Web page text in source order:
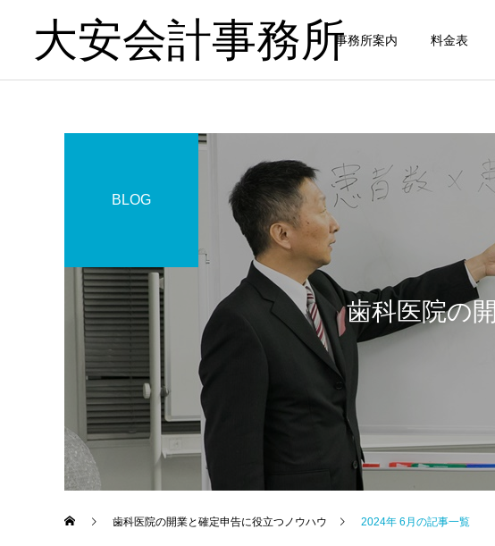
大安会計事務所事務所案内 料金表
歯科医院の税理士比較｜良
い税理士を見極める方法 を
歯科医院
歯科医院の税理士相談｜相
談前に準備すること をわか
りやすく解説
歯科医院の
士へ依頼す
やさしく解説
歯科医院の
BLOG
歯科医院の開業と確定申告に役立つノウハウ 2024年 6月の記事一覧